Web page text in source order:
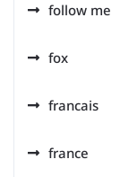
follow me
fox
francais
france